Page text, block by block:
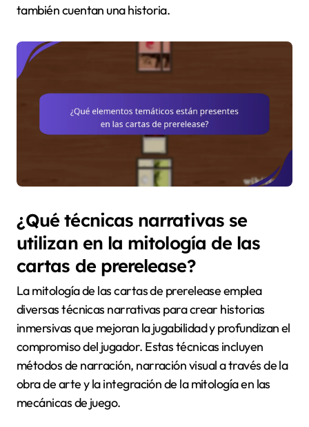
también cuentan una historia.
¿Qué técnicas narrativas se
utilizan en la mitología de las
cartas de prerelease?
La mitología de las cartas de prerelease emplea
diversas técnicas narrativas para crear historias
inmersivas que mejoran la jugabilidad y profundizan el
compromiso del jugador. Estas técnicas incluyen
métodos de narración, narración visual a través de la
obra de arte y la integración de la mitología en las
mecánicas de juego.